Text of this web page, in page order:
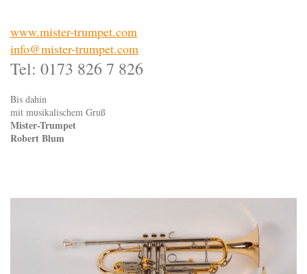
www.mister-trumpet.com
info@mister-trumpet.com
Tel: 0173 826 7 826
Bis dahin
mit musikalischem Gruß
Mister-Trumpet
Robert Blum